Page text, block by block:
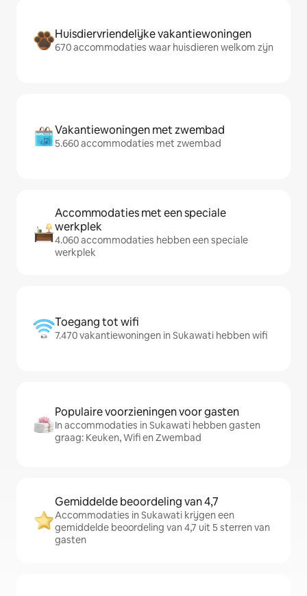
Huisdiervriendelijke vakantiewoningen
670 accommodaties waar huisdieren welkom zijn
Vakantiewoningen met zwembad
5.660 accommodaties met zwembad
Accommodaties met een speciale
werkplek
4.060 accommodaties hebben een speciale
werkplek
Toegang tot wifi
7.470 vakantiewoningen in Sukawati hebben wifi
Populaire voorzieningen voor gasten
In accommodaties in Sukawati hebben gasten
graag: Keuken, Wifi en Zwembad
Gemiddelde beoordeling van 4,7
Accommodaties in Sukawati krijgen een
gemiddelde beoordeling van 4,7 uit 5 sterren van
gasten